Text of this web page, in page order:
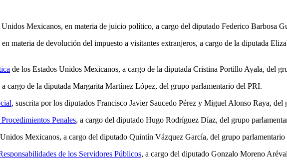
Unidos Mexicanos, en materia de juicio político, a cargo del diputado Federico Barbosa
en materia de devolución del impuesto a visitantes extranjeros, a cargo de la diputada
de los Estados Unidos Mexicanos, a cargo de la diputada Cristina Portillo Ayala, del
a cargo de la diputada Margarita Martínez López, del grupo parlamentario del PRI.
, suscrita por los diputados Francisco Javier Saucedo Pérez y Miguel Alonso Raya,
Penales, a cargo del diputado Hugo Rodríguez Díaz, del grupo
Mexicanos, a cargo del diputado Quintín Vázquez García, del grupo parlamentario
de los Servidores Públicos, a cargo del diputado Gonzalo Moreno